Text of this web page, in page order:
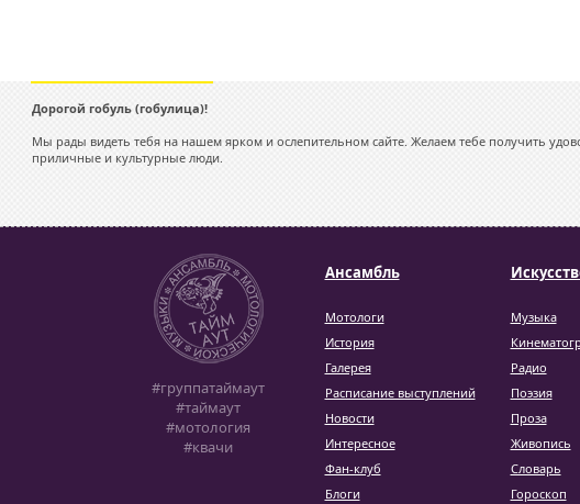
Дорогой гобуль (гобулица)!
Мы рады видеть тебя на нашем ярком и ослепительном сайте. Желаем тебе получить
приличные и культурные люди.
#группатаймаут
#таймаут
#мотология
#квачи
Ансамбль
Мотологи
История
Галерея
Расписание выступлений
Новости
Интересное
Фан-клуб
Блоги
Музыка
Радио
Поэзия
Проза
Живопись
Словарь
Гороскоп